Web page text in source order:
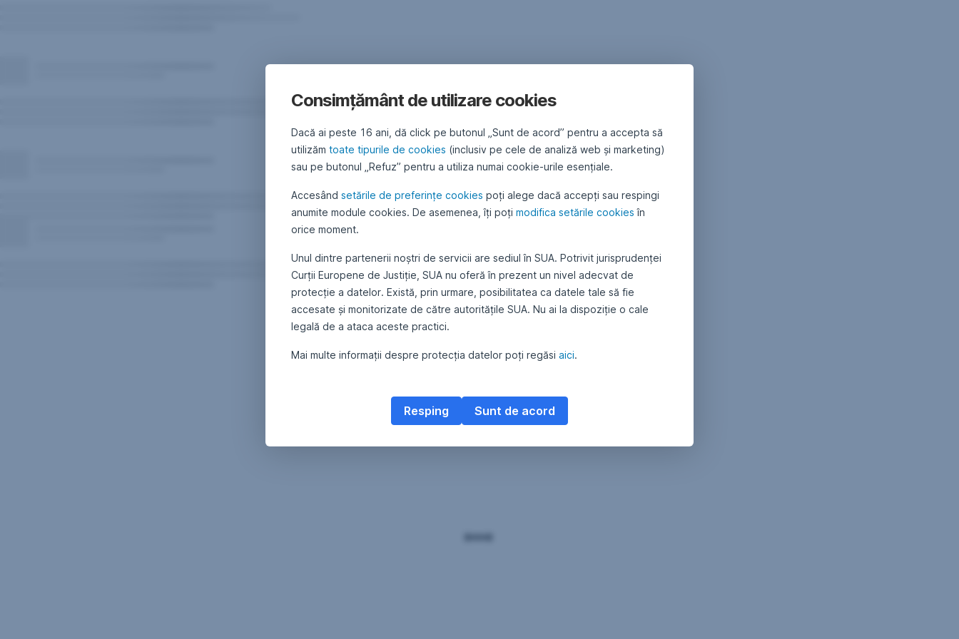
Consimțământ de utilizare cookies
Dacă ai peste 16 ani, dă click pe butonul „Sunt de acord” pentru a accepta să
utilizăm toate tipurile de cookies (inclusiv pe cele de analiză web și marketing)
sau pe butonul „Refuz” pentru a utiliza numai cookie-urile esențiale.
Accesând setările de preferințe cookies poți alege dacă accepți sau respingi
anumite module cookies. De asemenea, îți poți modifica setările cookies în
orice moment.
Unul dintre partenerii noștri de servicii are sediul în SUA. Potrivit jurisprudenței
Curții Europene de Justiție, SUA nu oferă în prezent un nivel adecvat de
protecție a datelor. Există, prin urmare, posibilitatea ca datele tale să fie
accesate și monitorizate de către autoritățile SUA. Nu ai la dispoziție o cale
legală de a ataca aceste practici.
Mai multe informații despre protecția datelor poți regăsi aici.
Sunt de acord
Resping